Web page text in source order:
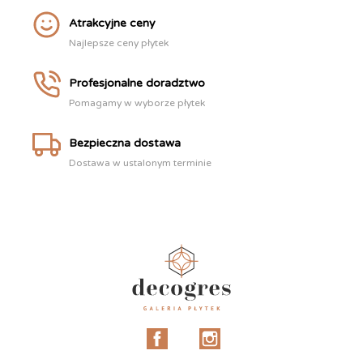
Atrakcyjne ceny
Najlepsze ceny płytek
Profesjonalne doradztwo
Pomagamy w wyborze płytek
Bezpieczna dostawa
Dostawa w ustalonym terminie
Facebook